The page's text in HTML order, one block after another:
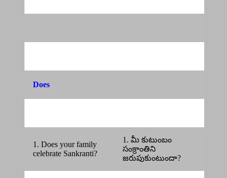
Does
1. Does your family
celebrate Sankranti?
1. మీ కుటుంబం
సంక్రాంతిని
జరుపుకుంటుందా?